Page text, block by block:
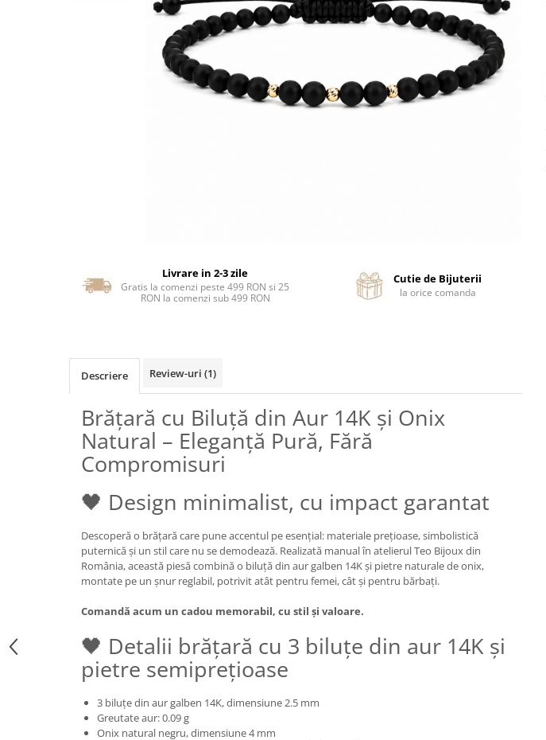
Livrare in 2-3 zile
Gratis la comenzi peste 499 RON si 25
RON la comenzi sub 499 RON
Cutie de Bijuterii
la orice comanda
Descriere Review-uri (1)
Brățară cu Biluță din Aur 14K și Onix
Natural – Eleganță Pură, Fără
Compromisuri
🖤 Design minimalist, cu impact garantat
Descoperă o brățară care pune accentul pe esențial: materiale prețioase, simbolistică
puternică și un stil care nu se demodează. Realizată manual în atelierul Teo Bijoux din
România, această piesă combină o biluță din aur galben 14K și pietre naturale de onix,
montate pe un șnur reglabil, potrivit atât pentru femei, cât și pentru bărbați.
Comandă acum un cadou memorabil, cu stil și valoare.
🖤 Detalii brățară cu 3 biluțe din aur 14K și
pietre semiprețioase
3 biluțe din aur galben 14K, dimensiune 2.5 mm
Greutate aur: 0.09 g
Onix natural negru, dimensiune 4 mm